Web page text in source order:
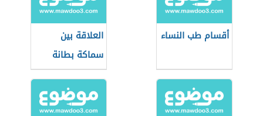
أقسام طب النساء
العلاقة بين
سماكة بطانة
الرحم والحمل